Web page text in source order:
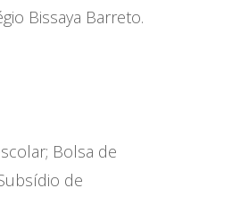
Bissaya Barreto.
Bolsa de
de